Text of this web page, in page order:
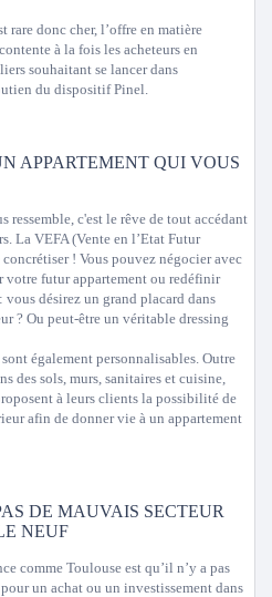
rare donc cher, l’offre en matière
à la fois les acheteurs en
souhaitant se lancer dans
du dispositif Pinel.
APPARTEMENT QUI VOUS
ressemble, c'est le rêve de tout accédant
La VEFA (Vente en l’Etat Futur
! Vous pouvez négocier avec
votre futur appartement ou redéfinir
désirez un grand placard dans
? Ou peut-être un véritable dressing
également personnalisables. Outre
des sols, murs, sanitaires et cuisine,
à leurs clients la possibilité de
afin de donner vie à un appartement
DE MAUVAIS SECTEUR
NEUF
comme Toulouse est qu’il n’y a pas
un achat ou un investissement dans